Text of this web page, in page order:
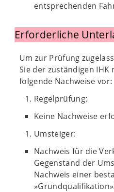
entsprechenden
Erforderliche
Um zur Prüfung
Sie der zuständigen
folgende Nachweise vor:
Regelprüfung:
Keine Nachweise
Umsteiger:
Nachweis für die
Gegenstand der
Nachweis einer